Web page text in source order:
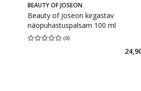
BEAUTY OF JOSEON
Beauty of Joseon kirgastav
näopuhastuspalsam 100 ml
(0)
Keskmine hinnang 0.00